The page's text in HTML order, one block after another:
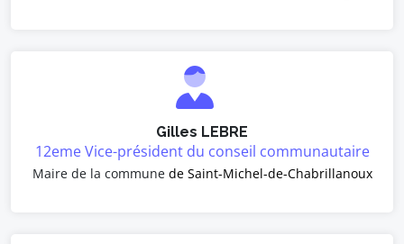
Gilles LEBRE
12eme Vice-président du conseil communautaire
Maire de la commune de Saint-Michel-de-Chabrillanoux